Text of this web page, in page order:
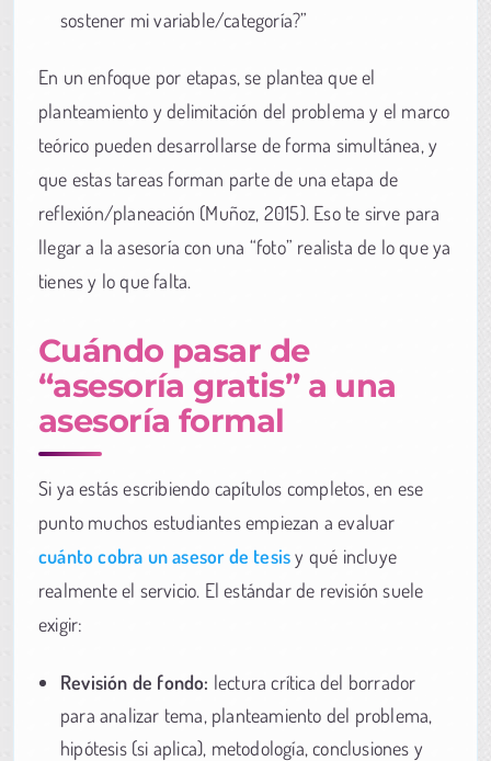
sostener mi variable/categoría?”
En un enfoque por etapas, se plantea que el
planteamiento y delimitación del problema y el marco
teórico pueden desarrollarse de forma simultánea, y
que estas tareas forman parte de una etapa de
reflexión/planeación (Muñoz, 2015). Eso te sirve para
llegar a la asesoría con una “foto” realista de lo que ya
tienes y lo que falta.
Cuándo pasar de
“asesoría gratis” a una
asesoría formal
Si ya estás escribiendo capítulos completos, en ese
punto muchos estudiantes empiezan a evaluar
cuánto cobra un asesor de tesisy qué incluye
realmente el servicio. El estándar de revisión suele
exigir:
Revisión de fondo: lectura crítica del borrador
para analizar tema, planteamiento del problema,
hipótesis (si aplica), metodología, conclusiones y